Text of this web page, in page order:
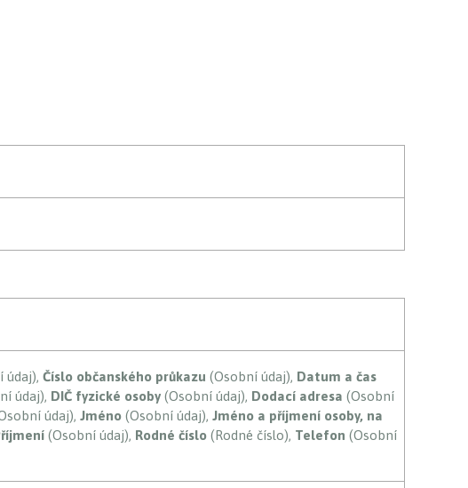
údaj),Číslo občanského průkazu (Osobní údaj), Datum a čas
údaj), DIČ fyzické osoby (Osobní údaj), Dodací adresa (Osobní
údaj),Jméno (Osobní údaj),Jméno a příjmení osoby, na
(Osobní údaj), Rodné číslo (Rodné číslo), Telefon (Osobní